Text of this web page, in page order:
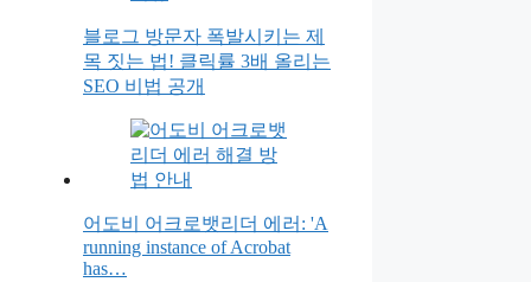
블로그 방문자 폭발시키는 제
목 짓는 법! 클릭률 3배 올리는
SEO 비법 공개
어도비 어크로뱃리더 에러: 'A
running instance of Acrobat
has…